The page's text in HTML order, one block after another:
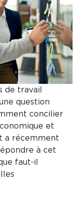
de travail
question
concilier
et
a récemment
à cet
faut-il